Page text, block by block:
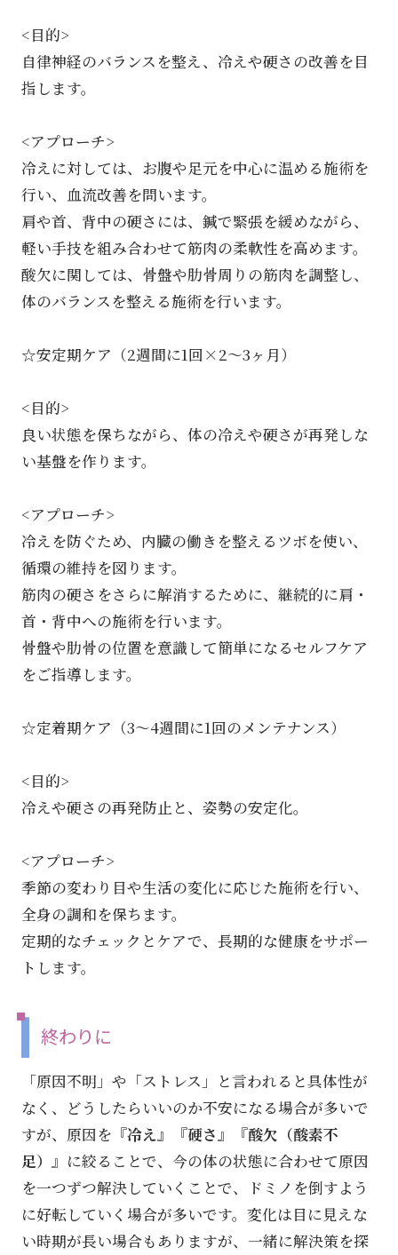
<目的>
自律神経のバランスを整え、冷えや硬さの改善を目
指します。
<アプローチ>
冷えに対しては、お腹や足元を中心に温める施術を
行い、血流改善を問います。
肩や首、背中の硬さには、鍼で緊張を緩めながら、
軽い手技を組み合わせて筋肉の柔軟性を高めます。
酸欠に関しては、骨盤や肋骨周りの筋肉を調整し、
体のバランスを整える施術を行います。
☆安定期ケア（2週間に1回×2～3ヶ月）
<目的>
良い状態を保ちながら、体の冷えや硬さが再発しな
い基盤を作ります。
<アプローチ>
冷えを防ぐため、内臓の働きを整えるツボを使い、
循環の維持を図ります。
筋肉の硬さをさらに解消するために、継続的に肩・
首・背中への施術を行います。
骨盤や肋骨の位置を意識して簡単になるセルフケア
をご指導します。
☆定着期ケア（3～4週間に1回のメンテナンス）
<目的>
冷えや硬さの再発防止と、姿勢の安定化。
<アプローチ>
季節の変わり目や生活の変化に応じた施術を行い、
全身の調和を保ちます。
定期的なチェックとケアで、長期的な健康をサポー
トします。
終わりに
「原因不明」や「ストレス」と言われると具体性が
なく、どうしたらいいのか不安になる場合が多いで
すが、原因を 『冷え』『硬さ』『酸欠（酸素不
足）』 に絞ることで、今の体の状態に合わせて原因
を一つずつ解決していくことで、ドミノを倒すよう
に好転していく場合が多いです。変化は目に見えな
い時期が長い場合もありますが、一緒に解決策を探